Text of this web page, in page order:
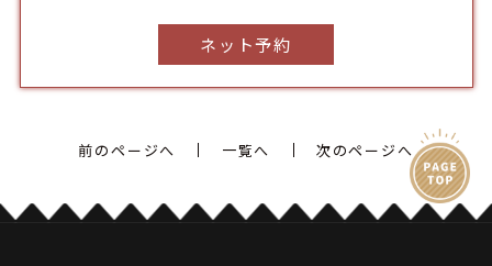
ネット予約
前のページへ 一覧へ 次のページへ